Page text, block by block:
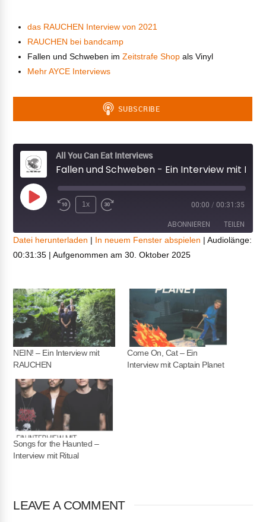
das RAUCHEN Interview von 2021
RAUCHEN bei bandcamp
Fallen und Schweben im Zeitstrafe Shopals Vinyl
Mehr AYCE Interviews
All You Can Eat Interviews
Play
1x 00:00 / 00:31:35
ABONNIEREN TEILEN
TEILEN
EMBED
Datei herunterladen | In neuem Fenster abspielen |Audiolänge:
00:31:35 |Aufgenommen am 30. Oktober 2025
NEIN! – Ein Interview mit
RAUCHEN
Come On, Cat – Ein
Interview mit Captain Planet
Songs for the Haunted –
Interview mit Ritual
LEAVE A COMMENT